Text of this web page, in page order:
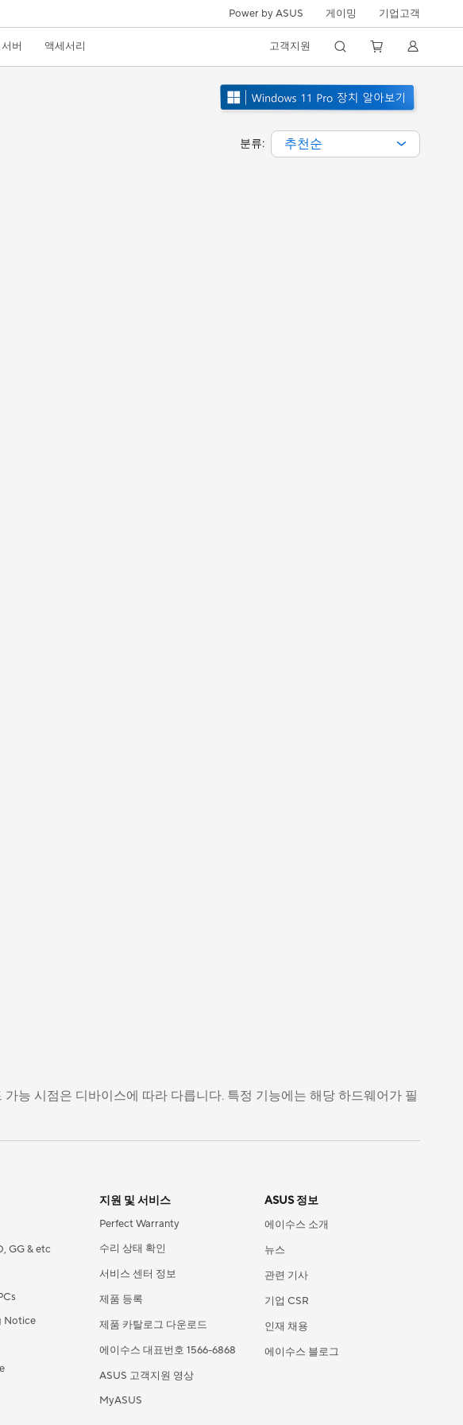
Power by ASUS 게이밍 기업고객
버 액세서리 고객지원
분류: 추천순
능 시점은 디바이스에 따라 다릅니다. 특정 기능에는 해당 하드웨어가 필
GG & etc
Notice
지원 및 서비스
Perfect Warranty
수리 상태 확인
서비스 센터 정보
제품 등록
제품 카탈로그 다운로드
에이수스 대표번호 1566-6868
ASUS 고객지원 영상
MyASUS
ASUS 정보
에이수스 소개
뉴스
관련 기사
기업 CSR
인재 채용
에이수스 블로그